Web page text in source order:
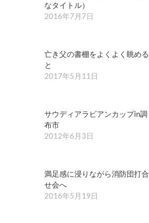
なタイトル）
2016年7月7日
亡き父の書棚をよくよく眺める
と
2017年5月11日
サウディアラビアンカップin調
布市
2012年6月3日
満足感に浸りながら消防団打合
せ会へ
2016年5月19日